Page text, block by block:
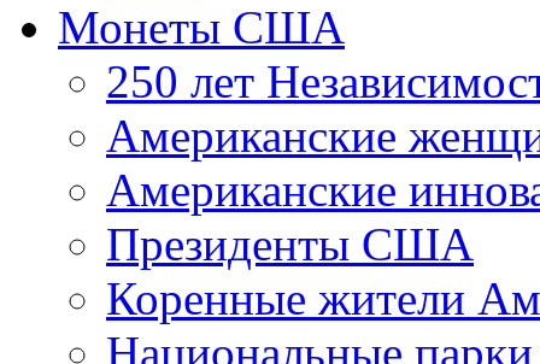
Монеты США
250 лет
Американские
Американские
Президенты США
Коренные жители
Национальные